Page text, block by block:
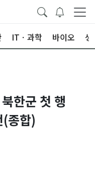
ITㆍ과학 바이오 생
한군 첫 행
종합)